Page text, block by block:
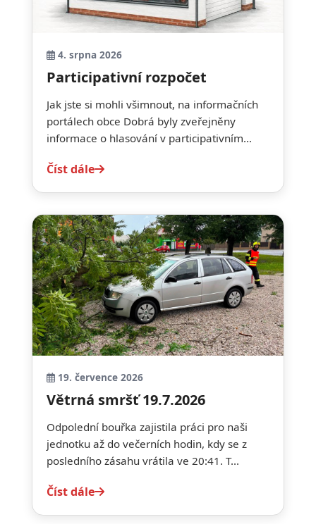
4. srpna 2026
Participativní rozpočet
Jak jste si mohli všimnout, na informačních
portálech obce Dobrá byly zveřejněny
informace o hlasování v participativním...
Číst dále
19. července 2026
Větrná smršť 19.7.2026
Odpolední bouřka zajistila práci pro naši
jednotku až do večerních hodin, kdy se z
posledního zásahu vrátila ve 20:41. T...
Číst dále